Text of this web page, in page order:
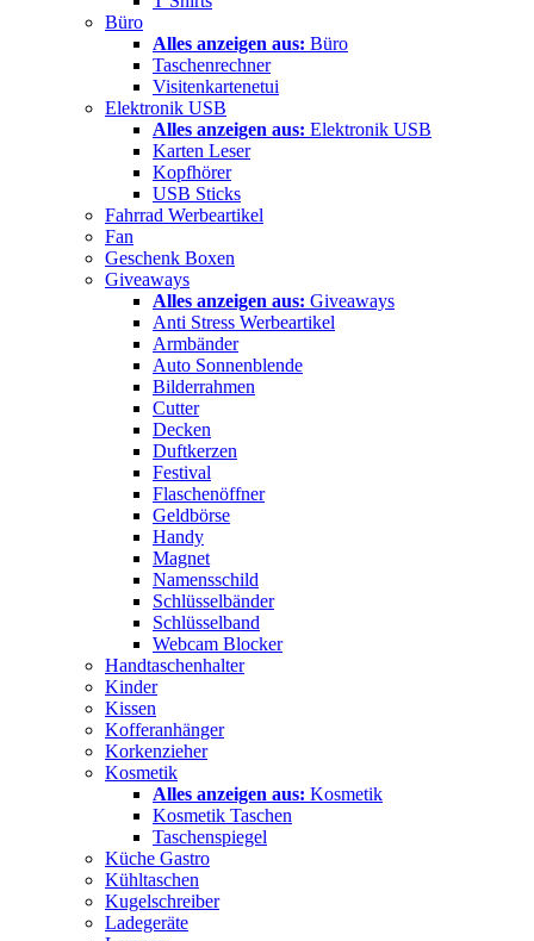
Büro
Alles anzeigen aus: Büro
Taschenrechner
Visitenkartenetui
Elektronik USB
Alles anzeigen aus: Elektronik USB
Karten Leser
Kopfhörer
USB Sticks
Fahrrad Werbeartikel
Fan
Geschenk Boxen
Giveaways
Alles anzeigen aus: Giveaways
Anti Stress Werbeartikel
Armbänder
Auto Sonnenblende
Bilderrahmen
Cutter
Decken
Duftkerzen
Festival
Flaschenöffner
Geldbörse
Handy
Magnet
Namensschild
Schlüsselbänder
Schlüsselband
Webcam Blocker
Handtaschenhalter
Kinder
Kissen
Kofferanhänger
Korkenzieher
Kosmetik
Alles anzeigen aus: Kosmetik
Kosmetik Taschen
Taschenspiegel
Küche Gastro
Kühltaschen
Kugelschreiber
Ladegeräte